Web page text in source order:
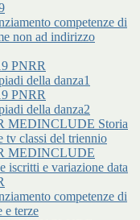
competenze di
non ad indirizzo
PNRR
della danza1
PNRR
della danza2
MEDINCLUDE Storia
tv classi del triennio
MEDINCLUDE
iscritti e variazione data
competenze di
e terze